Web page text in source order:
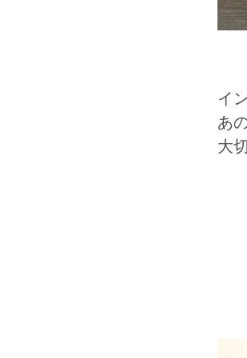
イ
あ
大